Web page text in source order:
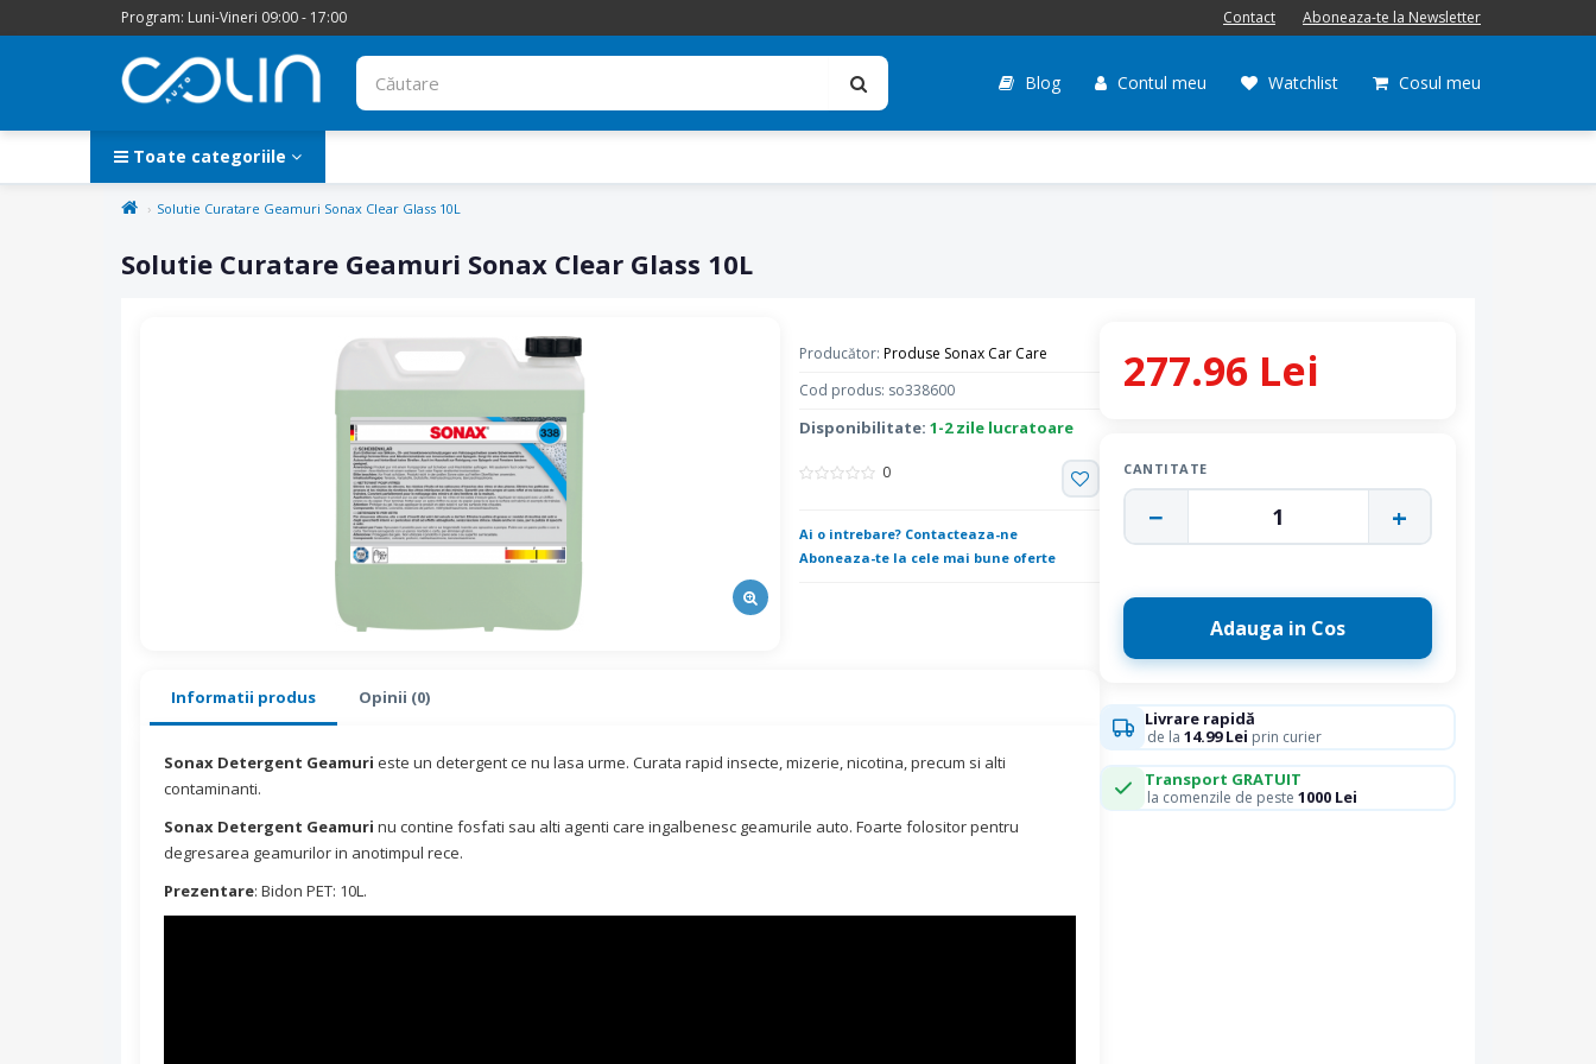
Program: Luni-Vineri 09:00 - 17:00 Contact Aboneaza-te la Newsletter
Blog Contul meu Watchlist Cosul meu
Toate categoriile
Solutie Curatare Geamuri Sonax Clear Glass 10L
Solutie Curatare Geamuri Sonax Clear Glass 10L
Producător: Produse Sonax Car Care
Cod produs: so338600
Disponibilitate: 1-2 zile lucratoare
0
Ai o intrebare? Contacteaza-ne
Aboneaza-te la cele mai bune oferte
Informatii produs Opinii (0)
Sonax Detergent Geamuri este un detergent ce nu lasa urme. Curata rapid insecte, mizerie, nicotina, precum si alti
contaminanti.
Sonax Detergent Geamuri nu contine fosfati sau alti agenti care ingalbenesc geamurile auto. Foarte folositor pentru
degresarea geamurilor in anotimpul rece.
Prezentare: Bidon PET: 10L.
277.96 Lei
CANTITATE
− 1 +
Adauga in Cos
Livrare rapidă
de la 14.99 Lei prin curier
Transport GRATUIT
la comenzile de peste 1000 Lei